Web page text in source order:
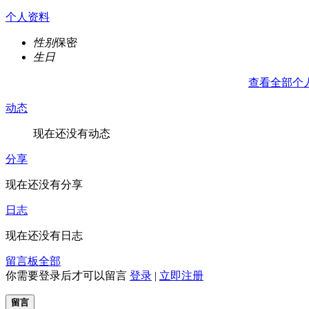
个人资料
性别保密
生日
查看全部个
动态
现在还没有动态
分享
现在还没有分享
日志
现在还没有日志
留言板全部
你需要登录后才可以留言 登录 | 立即注册
留言